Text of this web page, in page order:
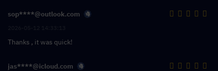
sop****@outlook.com
Thanks , it was quick!
jas****@icloud.com